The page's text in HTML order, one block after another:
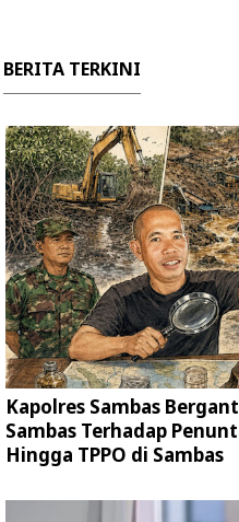
BERITA TERKINI
Kapolres Sambas
Sambas Terhadap
Hingga TPPO di Sambas